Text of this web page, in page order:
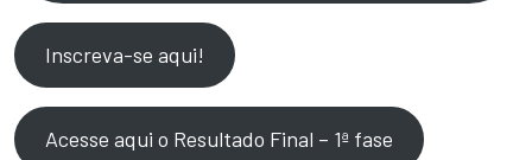
Inscreva-se aqui!
Acesse aqui o Resultado Final – 1ª fase